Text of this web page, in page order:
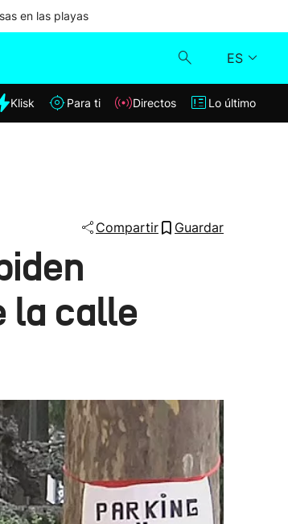
en las playas
ES
Klisk
Klisk Para ti Directos Lo último
Compartir Guardar
la calle